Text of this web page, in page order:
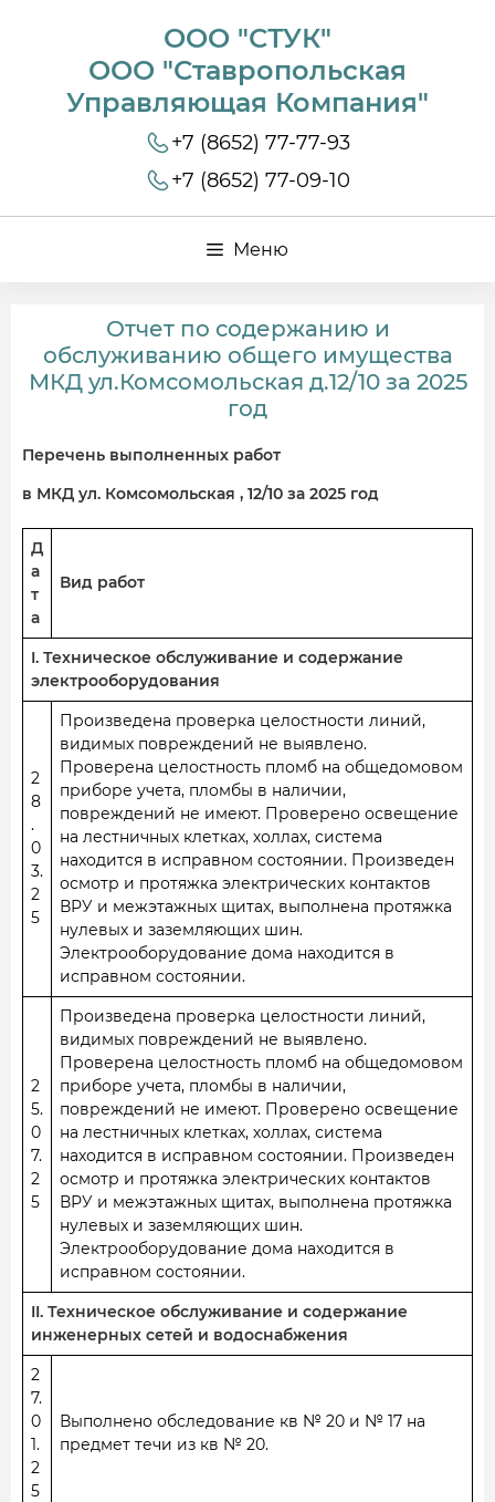
ООО "СТУК"
ООО "Ставропольская
Управляющая Компания"
+7 (8652) 77-77-93
+7 (8652) 77-09-10
Меню
Отчет по содержанию и
обслуживанию общего имущества
МКД ул.Комсомольская д.12/10 за 2025
год
Перечень выполненных работ
в МКД ул. Комсомольская , 12/10 за 2025 год
Д
а
т
а
Вид работ
I. Техническое обслуживание и содержание
электрооборудования
2
8
.
0
3.
2
5
Произведена проверка целостности линий,
видимых повреждений не выявлено.
Проверена целостность пломб на общедомовом
приборе учета, пломбы в наличии,
повреждений не имеют. Проверено освещение
на лестничных клетках, холлах, система
находится в исправном состоянии. Произведен
осмотр и протяжка электрических контактов
ВРУ и межэтажных щитах, выполнена протяжка
нулевых и заземляющих шин.
Электрооборудование дома находится в
исправном состоянии.
2
5.
0
7.
2
5
Произведена проверка целостности линий,
видимых повреждений не выявлено.
Проверена целостность пломб на общедомовом
приборе учета, пломбы в наличии,
повреждений не имеют. Проверено освещение
на лестничных клетках, холлах, система
находится в исправном состоянии. Произведен
осмотр и протяжка электрических контактов
ВРУ и межэтажных щитах, выполнена протяжка
нулевых и заземляющих шин.
Электрооборудование дома находится в
исправном состоянии.
II. Техническое обслуживание и содержание
инженерных сетей и водоснабжения
2
7.
0
1.
2
5
Выполнено обследование кв № 20 и № 17 на
предмет течи из кв № 20.